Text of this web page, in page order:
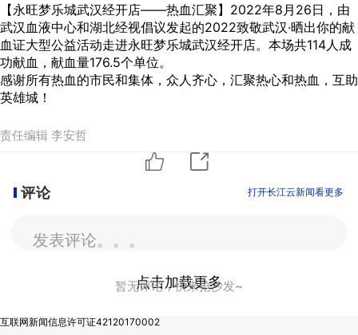
【永旺梦乐城武汉经开店——热血汇聚】2022年8月26日，由
武汉血液中心和湖北经视倡议发起的2022致敬武汉·晒出你的献
血证大型公益活动走进永旺梦乐城武汉经开店。本场共114人成
功献血，献血量176.5个单位。
感谢所有热血的市民和集体，众人齐心，汇聚热心和热血，互助
英雄城！
责任编辑 李安哲
评论 打开长江云新闻看更多
发表评论。。。
暂无评论，快来抢沙发~
点击加载更多
互联网新闻信息许可证42120170002